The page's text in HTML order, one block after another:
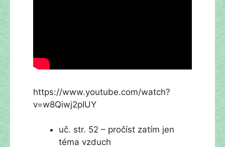
https://www.youtube.com/watch?
v=w8Qiwj2pIUY
uč. str. 52 – pročíst zatím jen
téma vzduch